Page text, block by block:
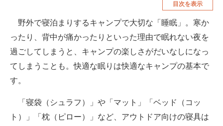
釣り具・釣り用品 食品・飲料・お酒
メディア
ITの今と未来を見通す
目次を表示
野外で寝泊まりするキャンプで大切な「睡眠」。寒か
ったり、背中が痛かったりといった理由で眠れない夜を
過ごしてしまうと、キャンプの楽しさがだいなしになっ
てしまうことも。快適な眠りは快適なキャンプの基本で
す。
「寝袋（シュラフ）」や「マット」「ベッド（コッ
ト）」「枕（ピロー）」など、アウトドア向けの寝具は